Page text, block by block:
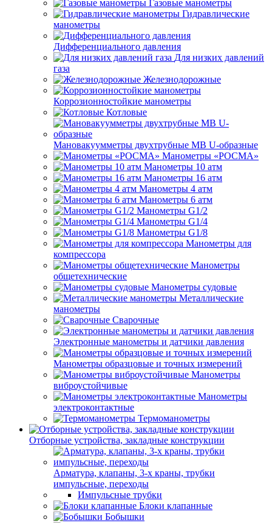
Газовые манометры
Гидравлические
манометры
Дифференциального давления
Для низких давлений
газа
Железнодорожные
Коррозионностойкие манометры
Котловые
Мановакуумметры двухтрубные МВ U-образные
Манометры «РОСМА»
Манометры 10 атм
Манометры 16 атм
Манометры 4 атм
Манометры 6 атм
Манометры G1/2
Манометры G1/4
Манометры G1/8
Манометры для
компрессора
Манометры
общетехнические
Манометры судовые
Металлические
манометры
Сварочные
Электронные манометры и датчики давления
Манометры образцовые и точных измерений
Манометры
виброустойчивые
Манометры
электроконтактные
Термоманометры
Отборные устройства, закладные конструкции
Арматура, клапаны, 3-х краны, трубки
импульсные, переходы
Импульсные трубки
Блоки клапанные
Бобышки